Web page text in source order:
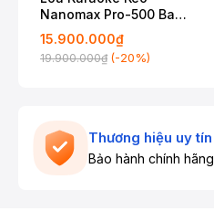
Nanomax Pro-500 Bass
Đôi 50cm 3050w
15.900.000₫
19.900.000₫ (-20%)
Thương hiệu uy tín
Bảo hành chính hãng